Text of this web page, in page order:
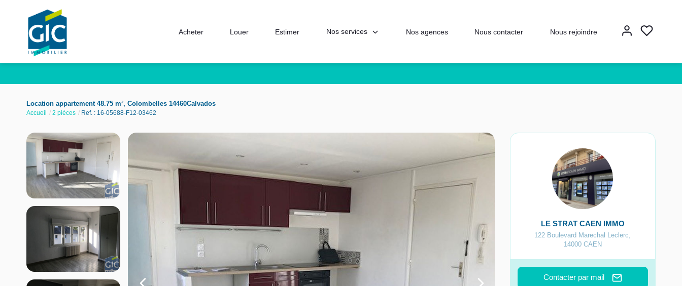
Acheter Louer Estimer Nos services Nos agences Nous contacter Nous rejoindre
Location appartement 48.75 m², Colombelles 14460Calvados
Accueil 2 pièces Ref. : 16-05688-F12-03462
LE STRAT CAEN IMMO
122 Boulevard Marechal Leclerc,
14000 CAEN
Contacter par mail